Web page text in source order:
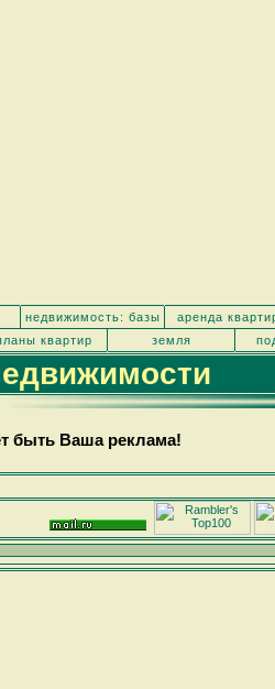
недвижимость: базы
аренда
квартир земля
быть Ваша реклама!